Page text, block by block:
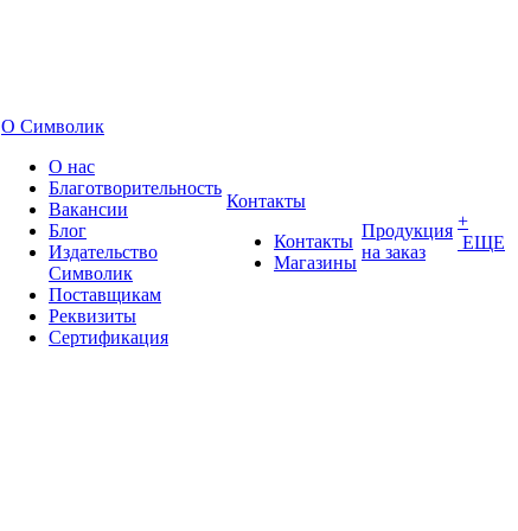
О Символик
О нас
Благотворительность
Вакансии
Блог
Издательство
Символик
Поставщикам
Реквизиты
Сертификация
Контакты
Контакты
Магазины
Продукция
на заказ
+
ЕЩЕ